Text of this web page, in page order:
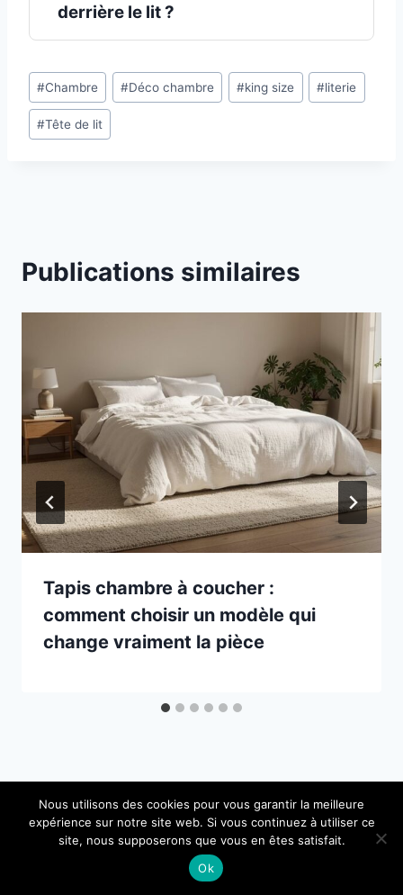
derrière le lit ?
Étiquettes
de
la
#Chambre #Déco chambre #king size #literie
#Tête de lit
Publications similaires
Tapis chambre à coucher :
comment choisir un modèle qui
change vraiment la pièce
Contact
Nous utilisons des cookies pour vous garantir la meilleure
expérience sur notre site web. Si vous continuez à utiliser ce
site, nous supposerons que vous en êtes satisfait.
Ok